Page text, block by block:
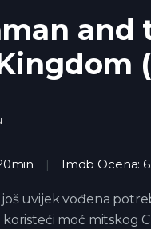
and
Imdb Ocena:
još uvijek vođena
moć mitskog